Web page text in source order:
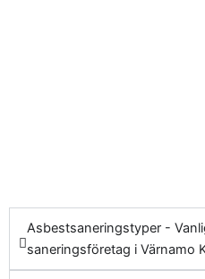
Asbestsaneringstyper -
saneringsföretag i Värnamo